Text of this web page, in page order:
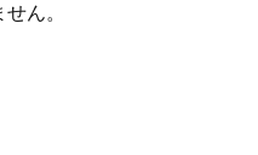
ん。